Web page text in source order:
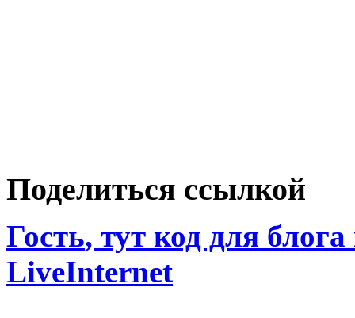
Поделиться ссылкой
Гость, тут код для
LiveInternet